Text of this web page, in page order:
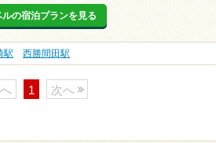
の宿泊プランを見る
駅 西勝間田駅
1 次へ